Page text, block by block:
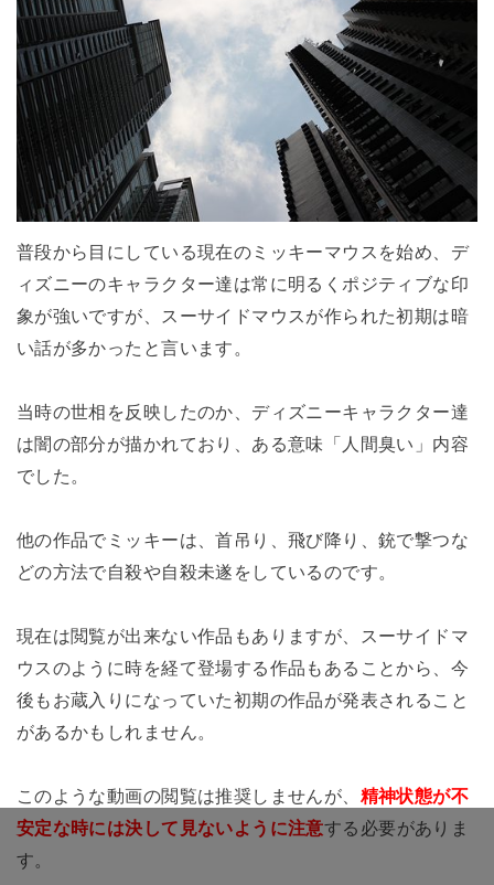
普段から目にしている現在のミッキーマウスを始め、デ
ィズニーのキャラクター達は常に明るくポジティブな印
象が強いですが、スーサイドマウスが作られた初期は暗
い話が多かったと言います。
当時の世相を反映したのか、ディズニーキャラクター達
は闇の部分が描かれており、ある意味「人間臭い」内容
でした。
他の作品でミッキーは、首吊り、飛び降り、銃で撃つな
どの方法で自殺や自殺未遂を しているのです。
現在は閲覧が出来ない作品もありますが、スーサイドマ
ウスのように時を経て登場する作品もあることから、今
後もお蔵入りになっていた初期の作品が発表されること
があるかもしれません。
このような動画の閲覧は推奨しませんが、 精神状態が不
安定な時には決して見ないよ う に注意する必要がありま
す。